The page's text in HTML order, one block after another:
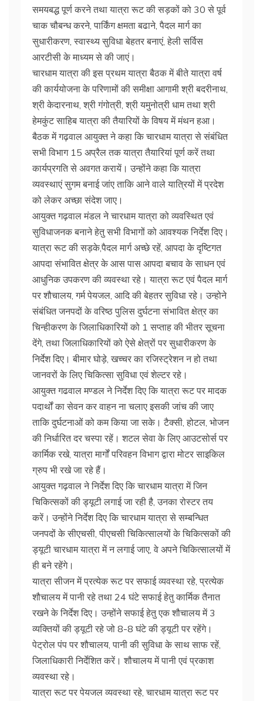
समयबद्ध पूर्ण करने तथा यात्रा रूट की सड़कों को 30 से पूर्व
चाक चौबन्ध करने, पार्किंग क्षमता बढाने, पैदल मार्ग का
सुधारीकरण, स्वास्थ्य सुविधा बेहतर बनाएं, हेली सर्विस
आरटीसी के माध्यम से की जाएं।
चारधाम यात्रा की इस प्रथम यात्रा बैठक में बीते यात्रा वर्ष
की कार्ययोजना के परिणामों की समीक्षा आगामी श्री बदरीनाथ,
श्री केदारनाथ, श्री गंगोत्री, श्री यमुनोत्री धाम तथा श्री
हेमकुंट साहिब यात्रा की तैयारियों के विषय में मंथन हआ।
बैठक में गढ़वाल आयुक्त ने कहा कि चारधाम यात्रा से संबंधित
सभी विभाग 15 अप्रैल तक यात्रा तैयारियां पूर्ण करें तथा
कार्यप्रगति से अवगत करायें। उन्होंने कहा कि यात्रा
व्यवस्थाएं सुगम बनाई जांए ताकि आने वाले यात्रियों में प्रदेश
को लेकर अच्छा संदेश जाए।
आयुक्त गढ़वाल मंडल ने चारधाम यात्रा को व्यवस्थित एवं
सुविधाजनक बनाने हेतु सभी विभागों को आवश्यक निर्देश दिए।
यात्रा रूट की सड़के,पैदल मार्ग अच्छे रहें, आपदा के दृष्टिगत
आपदा संभावित क्षेत्र के आस पास आपदा बचाव के साधन एवं
आधुनिक उपकरण की व्यवस्था रहे। यात्रा रूट एवं पैदल मार्ग
पर शौचालय, गर्म पेयजल, आदि की बेहतर सुविधा रहे। उन्होने
संबंधित जनपदों के वरिष्ठ पुलिस दुर्घटना संभावित क्षेत्र का
चिन्हीकरण के जिलाधिकारियों को 1 सप्ताह की भीतर सूचना
देंगे, तथा जिलाधिकारियों को ऐसे क्षेत्रों पर सुधारीकरण के
निर्देश दिए। बीमार घोड़े, खच्चर का रजिस्ट्रेशन न हो तथा
जानवरों के लिए चिकित्सा सुविधा एवं शेल्टर रहे।
आयुक्त गढवाल मण्डल ने निर्देश दिए कि यात्रा रूट पर मादक
पदार्थों का सेवन कर वाहन ना चलाए इसकी जांच की जाए
ताकि दुर्घटनाओं को कम किया जा सके। टैक्सी, होटल, भोजन
की निर्धारित दर चस्पा रहें। शटल सेवा के लिए आउटसोर्स पर
कार्मिक रखे, यात्रा मार्गों परिवहन विभाग द्वारा मोटर साइकिल
ग्रुप भी रखे जा रहे हैं।
आयुक्त गढ़वाल ने निर्देश दिए कि चारधाम यात्रा में जिन
चिकित्सकों की ड्यूटी लगाई जा रही है, उनका रोस्टर तय
करें। उन्होंने निर्देश दिए कि चारधाम यात्रा से सम्बन्धित
जनपदों के सीएचसी, पीएचसी चिकित्सालयों के चिकित्सकों की
ड्यूटी चारधाम यात्रा में न लगाई जाए, वे अपने चिकित्सालयों में
ही बने रहेंगे।
यात्रा सीजन में प्रत्येक रूट पर सफाई व्यवस्था रहे, प्रत्येक
शौचालय में पानी रहे तथा 24 घंटे सफाई हेतु कार्मिक तैनात
रखने के निर्देश दिए। उन्होंने सफाई हेतु एक शौचालय में 3
व्यक्तियों की ड्यूटी रहे जो 8-8 घंटे की ड्यूटी पर रहेंगे।
पेट्रोल पंप पर शौचालय, पानी की सुविधा के साथ साफ रहें,
जिलाधिकारी निर्देशित करें। शौचालय में पानी एवं प्रकाश
व्यवस्था रहे।
यात्रा रूट पर पेयजल व्यवस्था रहे, चारधाम यात्रा रूट पर